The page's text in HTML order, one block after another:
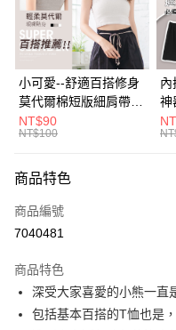
Apple Pay
街口支付
悠遊付
Google Pay
全盈+PAY
大哥付你分期
【大哥付你分期使用說明】
1.本服務由台灣大哥大提供，台
流程，驗證手機門號後，選擇欲
成交易。
3.實際核准額度、可分期數及費
4.訂單成立30分鐘內，如未前往
AFTEE先享後付
【關於「AFTEE先享後付」】
AFTEE先享後付是「在收到商
便利好安心！
１．簡單：不需註冊會員、不需
ATM付款
小可愛--舒適百搭修身
莫代爾棉短版細肩帶素
色背心(白.黑.灰L-2L)-
U582眼圈熊中大尺碼
NT$90
NT$100
內
神
內
商品特色
商品編號
7040481
商品特色
深受大家喜愛的小熊一直
包括基本百搭的T恤也是